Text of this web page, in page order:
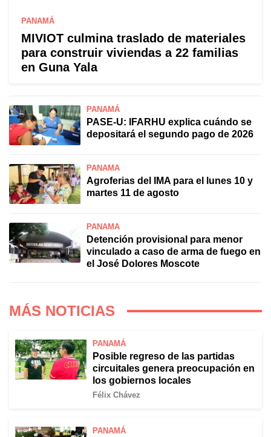
PANAMÁ
MIVIOT culmina traslado de materiales
para construir viviendas a 22 familias
en Guna Yala
PANAMÁ
PASE-U: IFARHU explica cuándo se
depositará el segundo pago de 2026
PANAMÁ
Agroferias del IMA para el lunes 10 y
martes 11 de agosto
PANAMÁ
Detención provisional para menor
vinculado a caso de arma de fuego en
el José Dolores Moscote
MÁS NOTICIAS
PANAMÁ
Posible regreso de las partidas
circuitales genera preocupación en
los gobiernos locales
Félix Chávez
PANAMÁ